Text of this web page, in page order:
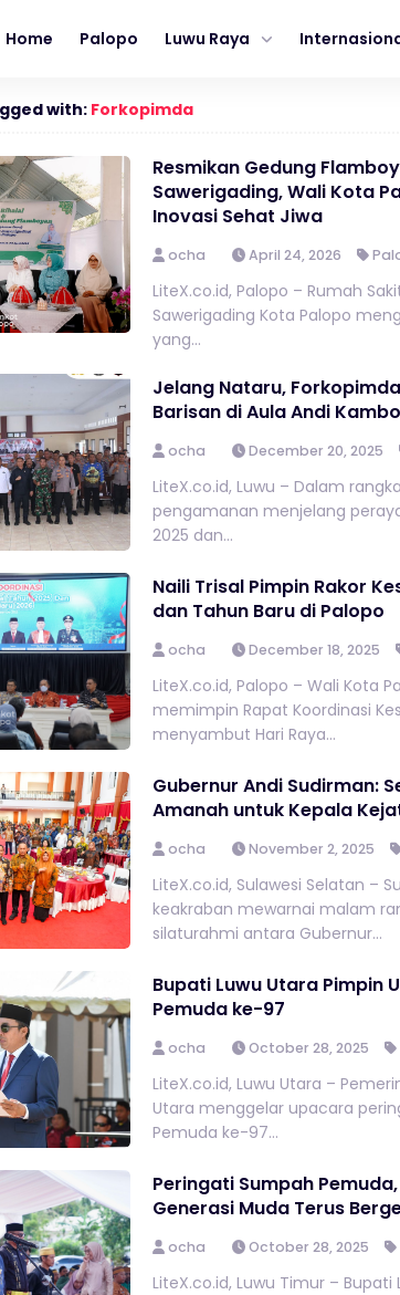
Home Palopo Luwu Raya
with: Forkopimda
Resmikan Gedung
Sawerigading, Wali Kota
Inovasi Sehat Jiwa
ocha April 24, 2026
LiteX.co.id, Palopo – Rumah
Sawerigading Kota Palopo
yang...
Jelang Nataru,
Barisan di Aula Andi Kambo
ocha December 20, 2025
LiteX.co.id, Luwu – Dalam
pengamanan menjelang
2025 dan...
Naili Trisal Pimpin Rakor
dan Tahun Baru di Palopo
ocha December 18, 2025
LiteX.co.id, Palopo – Wali Kota
memimpin Rapat Koordinasi
menyambut Hari Raya...
Gubernur Andi Sudirman:
Amanah untuk Kepala
ocha November 2, 2025
LiteX.co.id, Sulawesi Selatan –
keakraban mewarnai malam
silaturahmi antara Gubernur...
Bupati Luwu Utara Pimpin
Pemuda ke-97
ocha October 28, 2025
LiteX.co.id, Luwu Utara –
Utara menggelar upacara
Pemuda ke-97...
Peringati Sumpah
Generasi Muda Terus
ocha October 28, 2025
LiteX.co.id, Luwu Timur –